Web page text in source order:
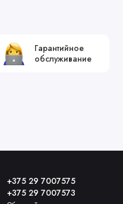
Гарантийное
обслуживание
+375 29 7007575
+375 29 7007573